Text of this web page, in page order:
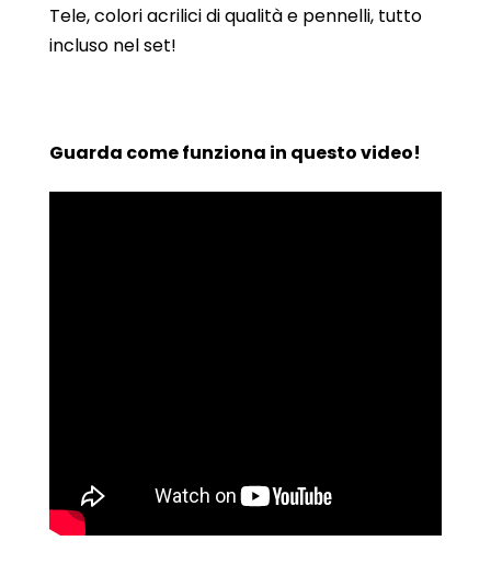
Tele, colori acrilici di qualità e pennelli, tutto
incluso nel set!
Guarda come funziona in questo video!